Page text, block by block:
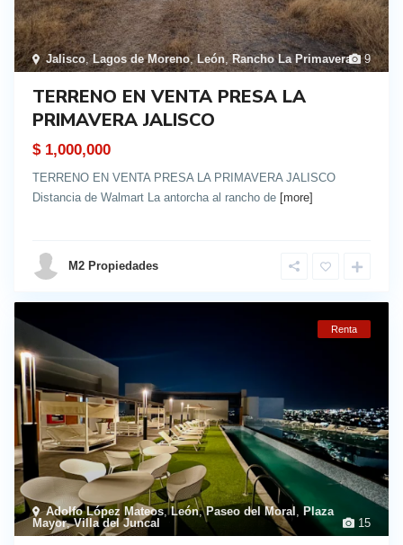
9
Jalisco,Lagos de Moreno,León,Rancho La Primavera
TERRENO EN VENTA PRESA LA
PRIMAVERA JALISCO
$ 1,000,000
TERRENO EN VENTA PRESA LA PRIMAVERA JALISCO
Distancia de Walmart La antorcha al rancho de [more]
M2 Propiedades
15
Adolfo López Mateos,León,Paseo del Moral ,Plaza
Mayor,Villa del Juncal
Renta